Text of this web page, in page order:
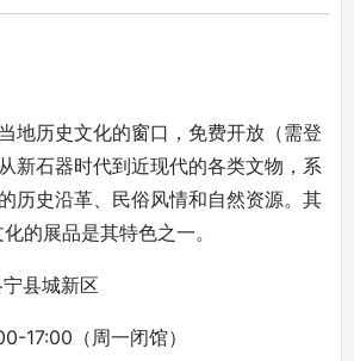
地历史文化的窗口，免费开放（需登
新石器时代到近现代的各类文物，系
历史沿革、民俗风情和自然资源。其
的展品是其特色之一。
宁县城新区
17:00（周一闭馆）